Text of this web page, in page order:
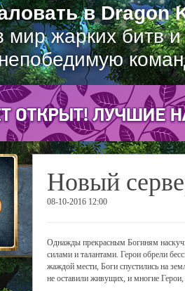
в Dragon
мир жарких битв
Новый
08-10-2016 12:00
Однажды прекрасным Богиням
силами и талантами. Герои обрели
жаждой мести, Боги спустились на
не оставили живущих, и многие